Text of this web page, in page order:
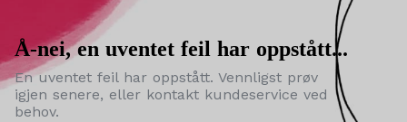
Å-nei, en uventet feil har oppstått...
En uventet feil har oppstått. Vennligst prøv
igjen senere, eller kontakt kundeservice ved
behov.